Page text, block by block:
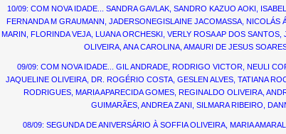
10/09: COM NOVA IDADE... SANDRA GAVLAK, SANDRO KAZUO AOKI,
FERNANDA M GRAUMANN, JADERSONEGISLAINE JACOMASSA,
MARIN, FLORINDA VEJA, LUANA ORCHESKI, VERLY ROSA AP DOS
OLIVEIRA, ANA CAROLINA, AMAURI DE JESUS
09/09: COM NOVA IDADE... GIL ANDRADE, RODRIGO VICTOR, NEULI
JAQUELINE OLIVEIRA, DR. ROGÉRIO COSTA, GESLEN ALVES, TATIANA
RODRIGUES, MARIA APARECIDA GOMES, REGINALDO OLIVEIRA,
GUIMARÃES, ANDREA ZANI, SILMARA RIBEIRO,
08/09: SEGUNDA DE ANIVERSÁRIO À SOFFIA OLIVEIRA, MARIA